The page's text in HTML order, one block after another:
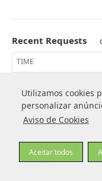
Utilizamos cookies
personalizar
Aviso de Cookies
Aceitar todos
Utilizamos cookies
personalizar
Aviso de Cookies
Aceitar todos
CARTEIRA DE
Clientes
Criar cliente
Editar cliente
Listar clientes
Cartões
Obter cartão
Listar cartão
Editar cartão
Criar endereço
Obter endereço
Editar endereço
BIN
Obter
PAGAMENTOS
Visão Geral sobre
Recent Requests
TIME
🚧
VALORES